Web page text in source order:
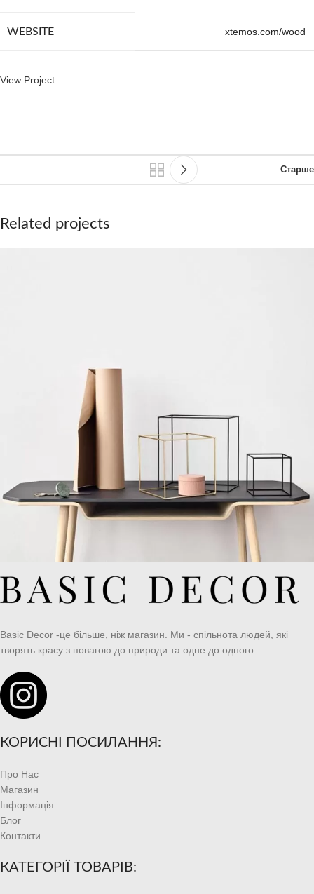
WEBSITE xtemos.com/wood
View Project
Старше
Related projects
Kitchen
Leo uteu ullamcorper
Basic Decor -це більше, ніж магазин. Ми - спільнота людей, які
творять красу з повагою до природи та одне до одного.
КОРИСНІ ПОСИЛАННЯ:
Про Нас
Магазин
Інформація
Блог
Контакти
КАТЕГОРІЇ ТОВАРІВ: